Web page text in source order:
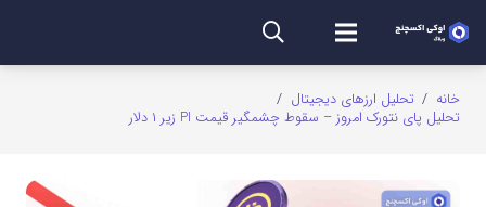
خانه / تحلیل ارزهای دیجیتال /
تحلیل پای نتورک امروز – سقوط چشمگیر قیمت PI زیر ۱ دلار